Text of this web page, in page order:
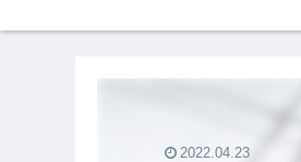
2022.04.23